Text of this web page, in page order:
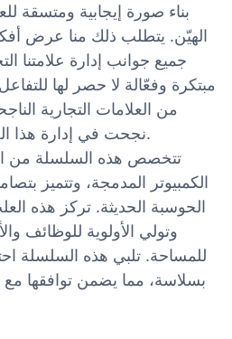
بناء صورة إيجابية ومتسقة
الهيّن. يتطلب ذلك منا عرض
جميع جوانب إدارة علامتنا
مبتكرة وفعّالة لا حصر لها
نجحت في إدارة هذا الجانب وتوليه اهتمامًا بالغًا.
تتخصص هذه السلسلة من
الكمبيوتر المدمجة، وتتميز
الحوسبة الحديثة. تركز هذه
وتولي الأولوية للوظائف
للمساحة. تلبي هذه السلسلة